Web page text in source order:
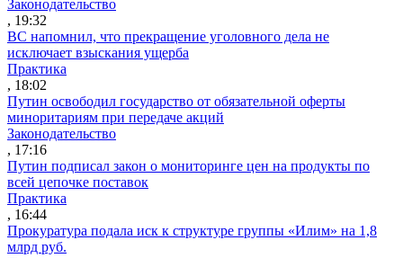
Законодательство
, 19:32
ВС напомнил, что прекращение уголовного дела не
исключает взыскания ущерба
Практика
, 18:02
Путин освободил государство от обязательной оферты
миноритариям при передаче акций
Законодательство
, 17:16
Путин подписал закон о мониторинге цен на продукты по
всей цепочке поставок
Практика
, 16:44
Прокуратура подала иск к структуре группы «Илим» на 1,8
млрд руб.